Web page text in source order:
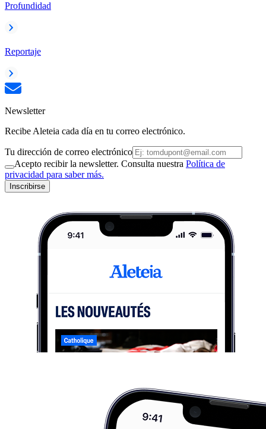
Profundidad
Reportaje
Newsletter
Recibe Aleteia cada día en tu correo electrónico.
Tu dirección de correo electrónico
Acepto recibir la newsletter. Consulta nuestra Política de
privacidad para saber más.
Inscribirse